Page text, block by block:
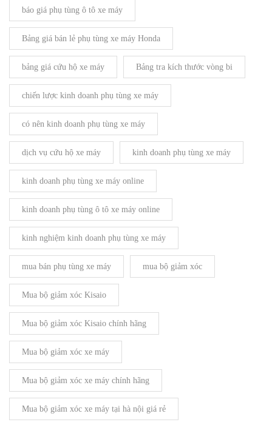
báo giá phụ tùng ô tô xe máy
Bảng giá bán lẻ phụ tùng xe máy Honda
bảng giá cứu hộ xe máy Bảng tra kích thước vòng bi
chiến lược kinh doanh phụ tùng xe máy
có nên kinh doanh phụ tùng xe máy
dịch vụ cứu hộ xe máy kinh doanh phụ tùng xe máy
kinh doanh phụ tùng xe máy online
kinh doanh phụ tùng ô tô xe máy online
kinh nghiệm kinh doanh phụ tùng xe máy
mua bán phụ tùng xe máy mua bộ giảm xóc
Mua bộ giảm xóc Kisaio
Mua bộ giảm xóc Kisaio chính hãng
Mua bộ giảm xóc xe máy
Mua bộ giảm xóc xe máy chính hãng
Mua bộ giảm xóc xe máy tại hà nội giá rẻ